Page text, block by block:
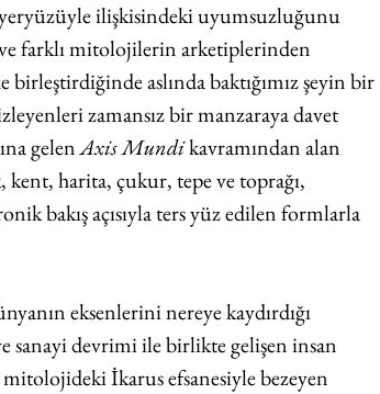
yeryüzüyle ilişkisindeki uyumsuzluğunu
farklı mitolojilerin arketiplerinden
aslında baktığımız şeyin bir
zamansız bir manzaraya davet
gelen Axis Mundi kavramından alan
kent, harita, çukur, tepe ve toprağı,
bakış açısıyla ters yüz edilen formlarla
eksenlerini nereye kaydırdığı
sanayi devrimi ile birlikte gelişen insan
mitolojideki İkarus efsanesiyle bezeyen